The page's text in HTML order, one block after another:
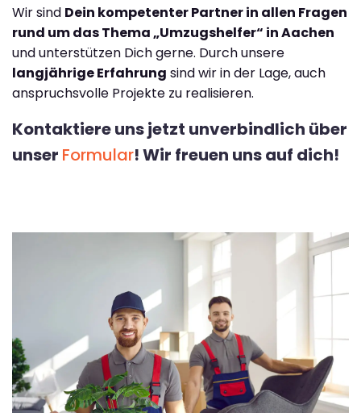
Wir sind Dein kompetenter Partner in allen Fragen
rund um das Thema „Umzugshelfer“ in Aachen
und unterstützen Dich gerne. Durch unsere
langjährige Erfahrung sind wir in der Lage, auch
anspruchsvolle Projekte zu realisieren.
Kontaktiere uns jetzt unverbindlich über
unser Formular! Wir freuen uns auf dich!